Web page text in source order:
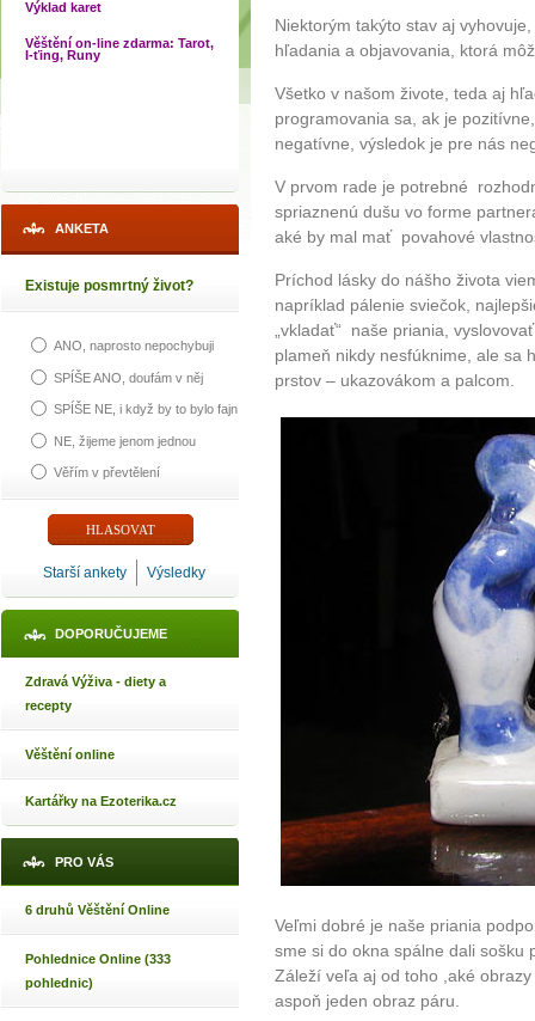
Výklad karet
Věštění on-line zdarma: Tarot,
I-ťing, Runy
ANKETA
Existuje posmrtný život?
ANO, naprosto nepochybuji
SPÍŠE ANO, doufám v něj
SPÍŠE NE, i když by to bylo fajn
NE, žijeme jenom jednou
Věřím v převtělení
Starší ankety Výsledky
DOPORUČUJEME
Zdravá Výživa - diety a
recepty
Věštění online
Kartářky na Ezoterika.cz
PRO VÁS
6 druhů Věštění Online
Pohlednice Online (333
pohlednic)
Niektorým takýto stav aj
hľadania a objavovania, ktorá
Všetko v našom živote, teda aj
programovania sa, ak je
negatívne, výsledok je pre nás
V prvom rade je potrebné
spriaznenú dušu vo forme
aké by mal mať povahové
Príchod lásky do nášho života
napríklad pálenie sviečok,
„vkladať“ naše priania,
plameň nikdy nesfúknime, ale sa
prstov – ukazovákom a palcom.
Veľmi dobré je naše priania
sme si do okna spálne dali sošku
Záleží veľa aj od toho ,aké
aspoň jeden obraz páru.